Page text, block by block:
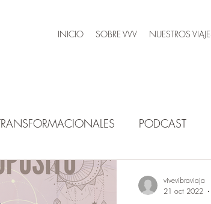
INICIO SOBRE VVV NUESTROS
PODCAST
vivevibraviaja
21 oct 2022